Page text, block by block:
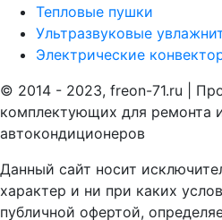
Тепловые пушки
Ультразвуковые
Электрические
© 2014 - 2023, freon-71.ru |
комплектующих для ремонта
автокондиционеров
Данный сайт носит
характер и ни при каких
публичной офертой,